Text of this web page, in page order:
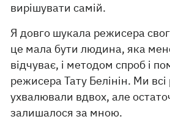
вирішувати самій.
Я довго шукала режисера
це мала бути людина, яка
відчуває, і методом спроб і
режисера Тату Белінін. Ми
ухвалювали вдвох, але
залишалося за мною.